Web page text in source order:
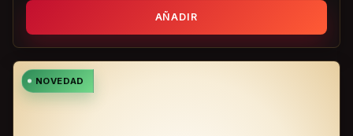
AÑADIR
NOVEDAD